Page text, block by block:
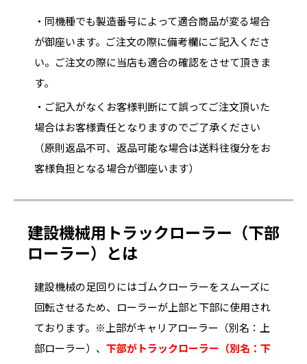
・同機種でも製造番号によって適合商品が変る場合
が御座います。ご注文の際に備考欄にご記入くださ
い。ご注文の際に当店も適合の確認をさせて頂きま
す。
・ご記入がなくお客様判断にて誤ってご注文頂いた
場合はお客様責任となりますのでご了承ください
（原則返品不可、返品可能な場合は送料往復分をお
客様負担となる場合が御座います）
建設機械用トラックローラー（下部
ローラー）とは
建設機械の足回りにはゴムクローラーをスムーズに
回転させるため、ローラーが上部と下部に使用され
ております。※上部がキャリアローラー（別名：上
部ローラー）、 下部がトラックローラー（別名：下